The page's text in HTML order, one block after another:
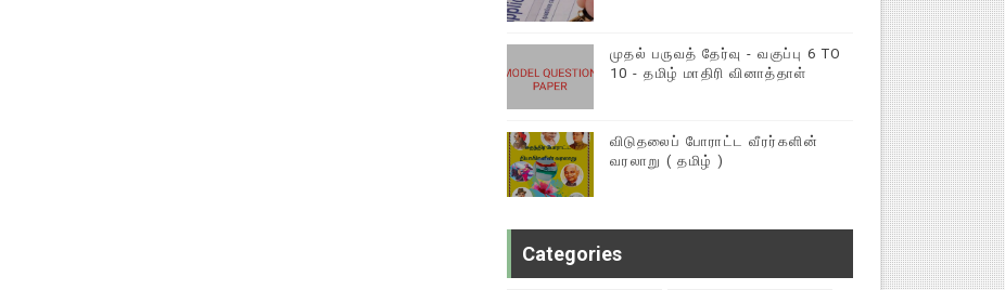
- டிசம்பர் 17
முதல் பருவத் தேர்வு - வகுப்பு 6 TO
10 - தமிழ் மாதிரி வினாத்தாள்
விடுதலைப் போராட்ட வீரர்களின்
வரலாறு ( தமிழ் )
Categories